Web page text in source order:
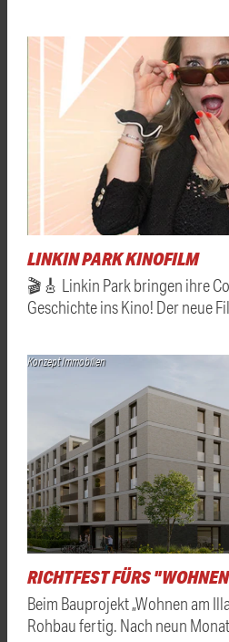
LINKIN PARK KINOFILM
🎬🎸 Linkin Park bringen ihre
Geschichte ins Kino! Der neue
Konzept Immobilien
RICHTFEST FÜRS
Beim Bauprojekt „Wohnen am
Rohbau fertig. Nach neun